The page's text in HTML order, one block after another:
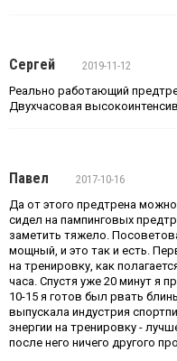
Сергей
2019-11-12
Реально работающий
Двухчасовая
Павел
2017-10-16
Да от этого предтрена
сидел на пампинговых
заметить тяжело.
мощный, и это так и есть.
на тренировку, как
часа. Спустя уже 20 минут я
10-15 я готов был рвать
выпускала индустрия
энергии на тренировку -
после него ничего другого